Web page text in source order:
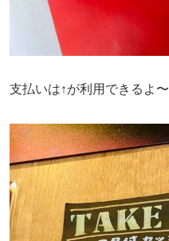
支払いは↑が利用できるよ〜